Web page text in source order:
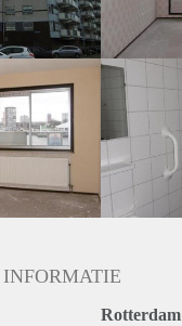
Rotterdam